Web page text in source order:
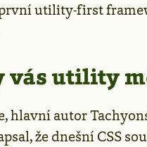
utility-first
vás utility
hlavní autor
že dnešní CSS